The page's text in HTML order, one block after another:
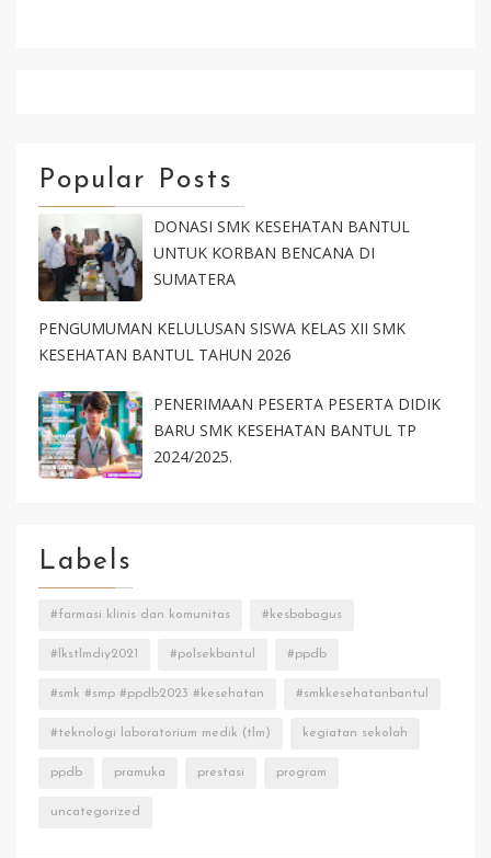
Popular Posts
DONASI SMK KESEHATAN BANTUL
UNTUK KORBAN BENCANA DI
SUMATERA
PENGUMUMAN KELULUSAN SISWA KELAS XII SMK
KESEHATAN BANTUL TAHUN 2026
PENERIMAAN PESERTA PESERTA DIDIK
BARU SMK KESEHATAN BANTUL TP
2024/2025.
Labels
#farmasi klinis dan komunitas #kesbabagus
#lkstlmdiy2021 #polsekbantul #ppdb
#smk #smp #ppdb2023 #kesehatan #smkkesehatanbantul
#teknologi laboratorium medik (tlm) kegiatan sekolah
ppdb pramuka prestasi program
uncategorized